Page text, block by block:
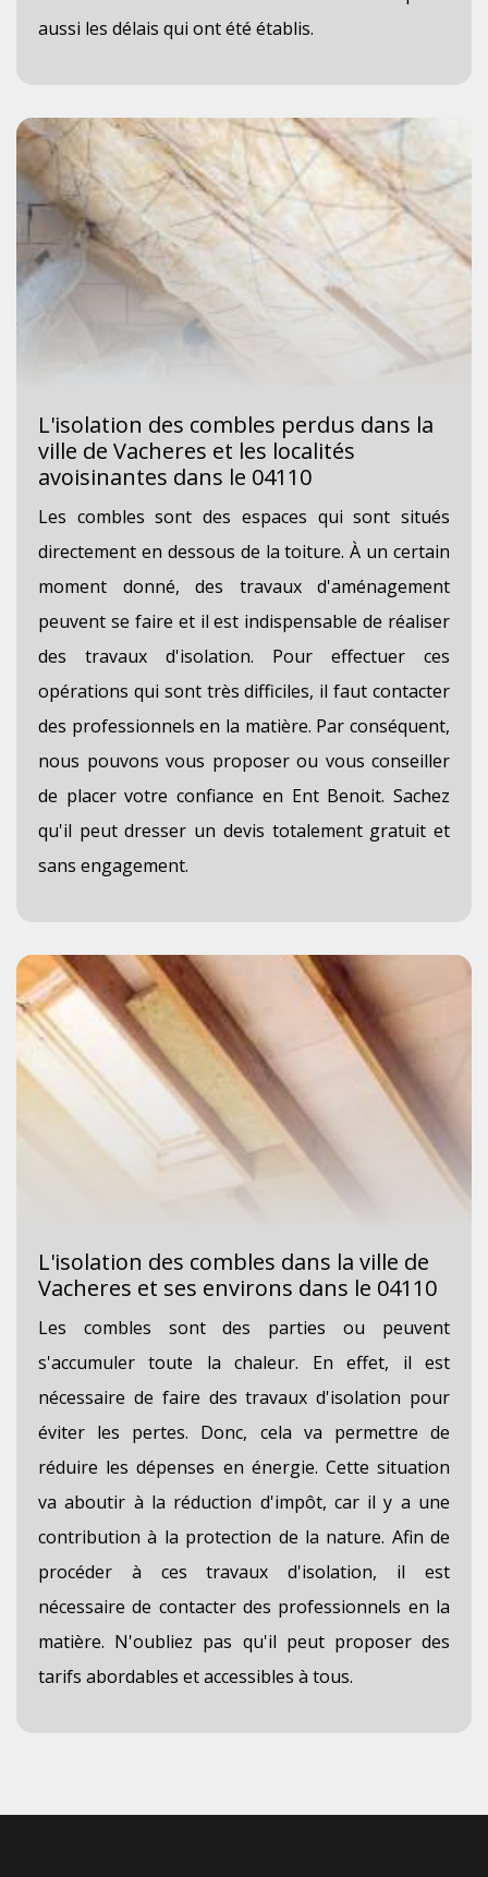
aussi les délais qui ont été établis.
L'isolation des combles perdus dans la
ville de Vacheres et les localités
avoisinantes dans le 04110
Les combles sont des espaces qui sont situés
directement en dessous de la toiture. À un certain
moment donné, des travaux d'aménagement
peuvent se faire et il est indispensable de réaliser
des travaux d'isolation. Pour effectuer ces
opérations qui sont très difficiles, il faut contacter
des professionnels en la matière. Par conséquent,
nous pouvons vous proposer ou vous conseiller
de placer votre confiance en Ent Benoit. Sachez
qu'il peut dresser un devis totalement gratuit et
sans engagement.
L'isolation des combles dans la ville de
Vacheres et ses environs dans le 04110
Les combles sont des parties ou peuvent
s'accumuler toute la chaleur. En effet, il est
nécessaire de faire des travaux d'isolation pour
éviter les pertes. Donc, cela va permettre de
réduire les dépenses en énergie. Cette situation
va aboutir à la réduction d'impôt, car il y a une
contribution à la protection de la nature. Afin de
procéder à ces travaux d'isolation, il est
nécessaire de contacter des professionnels en la
matière. N'oubliez pas qu'il peut proposer des
tarifs abordables et accessibles à tous.